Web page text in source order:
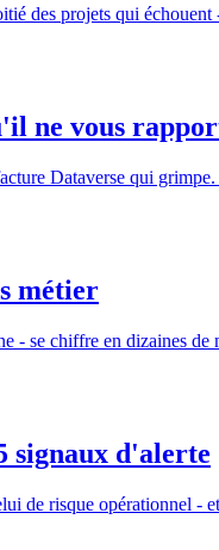
des projets qui échouent
ne vous
Dataverse qui
métier
- se chiffre en dizaines
signaux d'alerte
de risque opérationnel -